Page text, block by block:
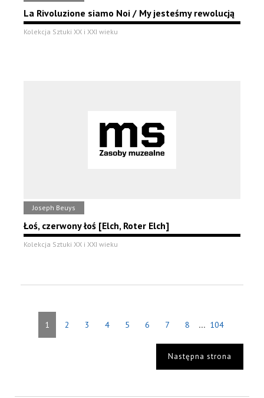
La Rivoluzione siamo Noi / My jesteśmy rewolucją
Kolekcja Sztuki XX i XXI wieku
Joseph Beuys
Łoś, czerwony łoś [Elch, Roter Elch]
Kolekcja Sztuki XX i XXI wieku
1 2 3 4 5 6 7 8 ... 104
Następna strona